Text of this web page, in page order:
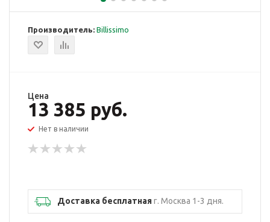
Производитель: Billissimo
Цена
13 385 руб.
Нет в наличии
Доставка бесплатнаяг. Москва 1-3 дня.